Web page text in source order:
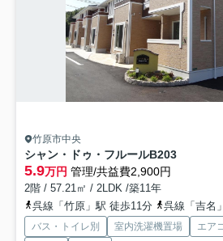
竹原市中央
シャン・ドゥ・フルールB203
5.9万円 管理/共益費2,900円
2階 / 57.21㎡ / 2LDK /築11年
呉線「竹原」駅 徒歩11分
呉線「吉名」
バス・トイレ別 室内洗濯機置場 エア